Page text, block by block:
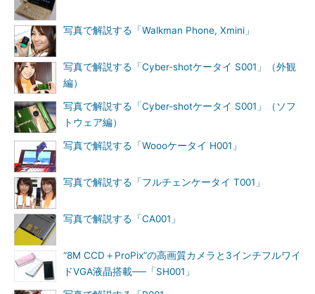
写真で解説する「Walkman Phone, Xmini」
写真で解説する「Cyber-shotケータイ S001」（外観
編）
写真で解説する「Cyber-shotケータイ S001」（ソフ
トウェア編）
写真で解説する「Woooケータイ H001」
写真で解説する「フルチェンケータイ T001」
写真で解説する「CA001」
“8M CCD＋ProPix”の高画質カメラと3インチフルワイ
ドVGA液晶搭載──「SH001」